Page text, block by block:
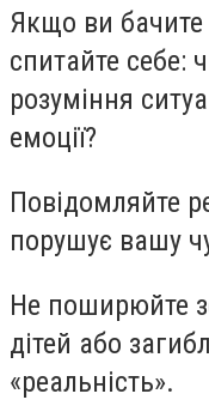
Якщо ви
спитайте себе:
розуміння
емоції?
Повідомляйте
порушує вашу
Не поширюйте
дітей або
«реальність».